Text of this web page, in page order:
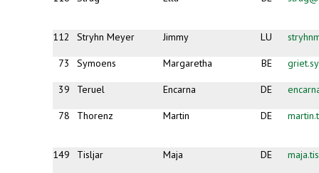
112 Stryhn Meyer Jimmy LU
73 Symoens Margaretha BE
39 Teruel Encarna DE
78 Thorenz Martin DE
149 Tisljar Maja DE